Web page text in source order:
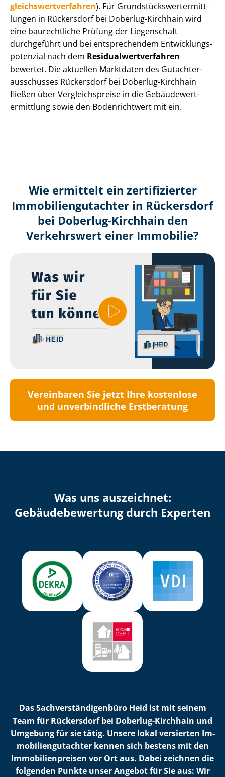
gleichs­wert­ver­fah­ren). Für Grund­stücks­wert­ermitt­
lun­gen in Rückersdorf bei Doberlug-Kirchhain wird
eine baurechtliche Prüfung der Liegenschaft
durchgeführt und bei entsprechendem Ent­wick­lungs­
po­ten­zi­al nach dem Re­si­du­al­wert­ver­fah­ren
bewertet. Die aktuellen Marktdaten des Gut­ach­ter­
aus­schus­ses Rückersdorf bei Doberlug-Kirchhain
fließen über Ver­gleichs­prei­se in die Ge­bäu­de­wert­
ermitt­lung sowie den Bodenrichtwert mit ein.
Wie ermittelt ein zertifizierter
Immobilien­gutachter in Rückersdorf
bei Doberlug-Kirchhain den
Verkehrswert einer Immobilie?
Vereinbaren Sie jetzt Ihre kostenlose
und unverbindliche Erstberatung
Was uns auszeichnet:
Ge­bäu­de­be­wer­tung durch Experten
Das Sach­ver­stän­di­gen­bü­ro Heid ist mit seinem
Team für Rückersdorf bei Doberlug-Kirchhain und
Umgebung für sie tätig. Unsere lokal versierten Im­
mo­bi­li­en­gut­ach­ter kennen sich bestens mit den
Im­mo­bi­li­en­prei­sen vor Ort aus. Dabei zeichnen die
folgenden Punkte unser Angebot für Sie aus: Wir